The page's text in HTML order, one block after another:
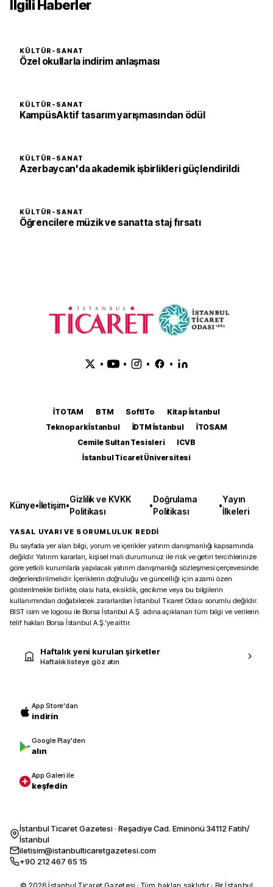
İlgili Haberler
KÜLTÜR-SANAT
Özel okullarla indirim anlaşması
KÜLTÜR-SANAT
KampüsAktif tasarım yarışmasından ödül
KÜLTÜR-SANAT
Azerbaycan'da akademik işbirlikleri güçlendirildi
KÜLTÜR-SANAT
Öğrencilere müzik ve sanatta staj fırsatı
• • • •
İTOTAM BTM SoftITo
Kitap İstanbul
Teknopark İstanbul
İDTM İstanbul
İTOSAM
Cemile Sultan Tesisleri
ICVB
İstanbul Ticaret Üniversitesi
Künye•İletişim•
Gizlilik ve KVKK
Politikası
•
Doğrulama
Politikası
•
Yayın
İlkeleri
YASAL UYARI VE SORUMLULUK REDDİ
Bu sayfada yer alan bilgi, yorum ve içerikler yatırım danışmanlığı kapsamında
değildir. Yatırım kararları, kişisel mali durumunuz ile risk ve getiri tercihlerinize
göre yetkili kurumlarla yapılacak yatırım danışmanlığı sözleşmesi çerçevesinde
değerlendirilmelidir. İçeriklerin doğruluğu ve güncelliği için azami özen
gösterilmekle birlikte, olası hata, eksiklik, gecikme veya bu bilgilerin
kullanımından doğabilecek zararlardan İstanbul Ticaret Odası sorumlu değildir.
BIST isim ve logosu ile Borsa İstanbul A.Ş. adına açıklanan tüm bilgi ve verilerin
telif hakları Borsa İstanbul A.Ş.’ye aittir.
Haftalık yeni kurulan şirketler
Haftalık listeye göz atın
App Store'dan
indirin
Google Play'den
alın
App Galeri ile
keşfedin
İstanbul Ticaret Gazetesi · Reşadiye Cad. Eminönü 34112 Fatih/
İstanbul
iletisim@istanbulticaretgazetesi.com
+90 212 467 65 15